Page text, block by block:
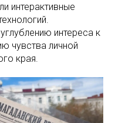
интерактивные
интереса к
чувства личной
края.